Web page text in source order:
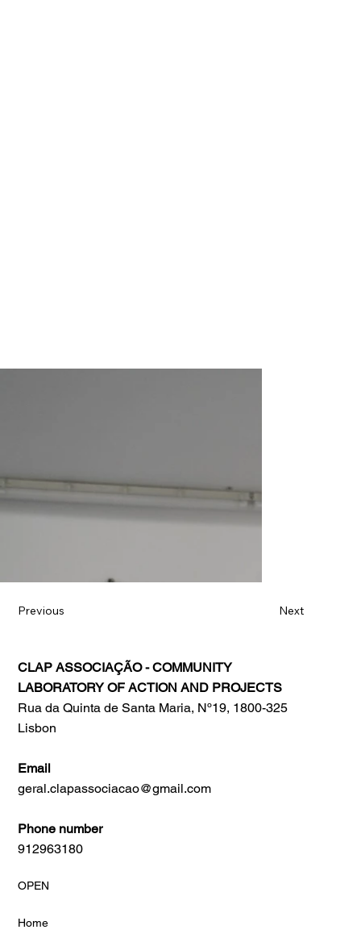
Previous Next
CLAP ASSOCIAÇÃO - COMMUNITY
LABORATORY OF ACTION AND PROJECTS
Rua da Quinta de Santa Maria, Nº19, 1800-325
Lisbon
Email
geral.clapassociacao@gmail.com
Phone number
912963180
OPEN
Home